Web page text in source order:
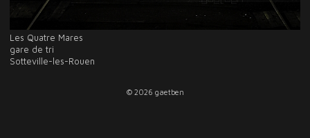
Les Quatre Mares
gare de tri
Sotteville-les-Rouen
© 2026 gaetben